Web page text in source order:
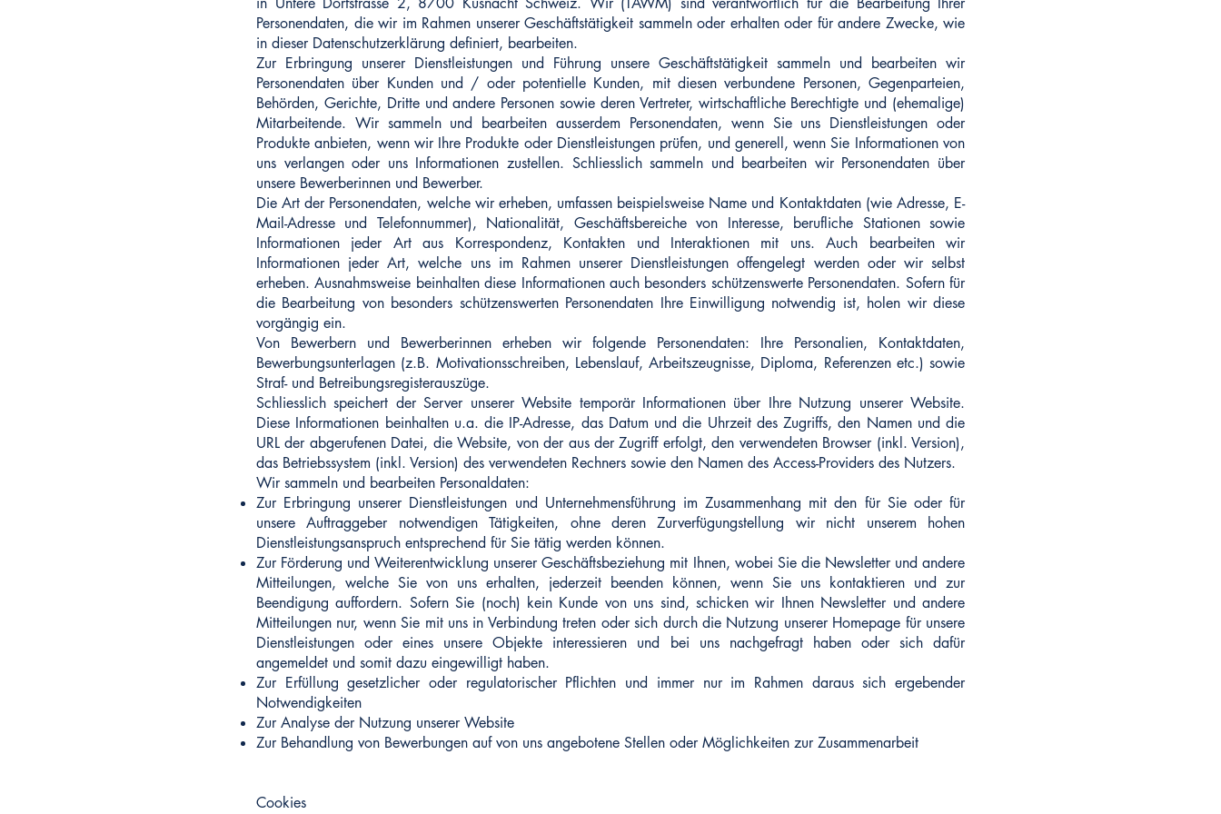
Personendaten, die wir im Rahmen unserer Geschäftstätigkeit sammeln oder erhalten oder für andere Zwecke, wie
in dieser Datenschutzerklärung definiert, bearbeiten.
Zur Erbringung unserer Dienstleistungen und Führung unsere Geschäftstätigkeit sammeln und bearbeiten wir
Personendaten über Kunden und / oder potentielle Kunden, mit diesen verbundene Personen, Gegenparteien,
Behörden, Gerichte, Dritte und andere Personen sowie deren Vertreter, wirtschaftliche Berechtigte und (ehemalige)
Mitarbeitende. Wir sammeln und bearbeiten ausserdem Personendaten, wenn Sie uns Dienstleistungen oder
Produkte anbieten, wenn wir Ihre Produkte oder Dienstleistungen prüfen, und generell, wenn Sie Informationen von
uns verlangen oder uns Informationen zustellen. Schliesslich sammeln und bearbeiten wir Personendaten über
unsere Bewerberinnen und Bewerber.
Die Art der Personendaten, welche wir erheben, umfassen beispielsweise Name und Kontaktdaten (wie Adresse, E-
Mail-Adresse und Telefonnummer), Nationalität, Geschäftsbereiche von Interesse, berufliche Stationen sowie
Informationen jeder Art aus Korrespondenz, Kontakten und Interaktionen mit uns. Auch bearbeiten wir
Informationen jeder Art, welche uns im Rahmen unserer Dienstleistungen offengelegt werden oder wir selbst
erheben. Ausnahmsweise beinhalten diese Informationen auch besonders schützenswerte Personendaten. Sofern für
die Bearbeitung von besonders schützenswerten Personendaten Ihre Einwilligung notwendig ist, holen wir diese
vorgängig ein.
Von Bewerbern und Bewerberinnen erheben wir folgende Personendaten: Ihre Personalien, Kontaktdaten,
Bewerbungsunterlagen (z.B. Motivationsschreiben, Lebenslauf, Arbeitszeugnisse, Diploma, Referenzen etc.) sowie
Straf- und Betreibungsregisterauszüge.
Schliesslich speichert der Server unserer Website temporär Informationen über Ihre Nutzung unserer Website.
Diese Informationen beinhalten u.a. die IP-Adresse, das Datum und die Uhrzeit des Zugriffs, den Namen und die
URL der abgerufenen Datei, die Website, von der aus der Zugriff erfolgt, den verwendeten Browser (inkl. Version),
das Betriebssystem (inkl. Version) des verwendeten Rechners sowie den Namen des Access-Providers des Nutzers.
Wir sammeln und bearbeiten Personaldaten:
Zur Erbringung unserer Dienstleistungen und Unternehmensführung im Zusammenhang mit den für Sie oder für
unsere Auftraggeber notwendigen Tätigkeiten, ohne deren Zurverfügungstellung wir nicht unserem hohen
Dienstleistungsanspruch entsprechend für Sie tätig werden können.
Zur Förderung und Weiterentwicklung unserer Geschäftsbeziehung mit Ihnen, wobei Sie die Newsletter und andere
Mitteilungen, welche Sie von uns erhalten, jederzeit beenden können, wenn Sie uns kontaktieren und zur
Beendigung auffordern. Sofern Sie (noch) kein Kunde von uns sind, schicken wir Ihnen Newsletter und andere
Mitteilungen nur, wenn Sie mit uns in Verbindung treten oder sich durch die Nutzung unserer Homepage für unsere
Dienstleistungen oder eines unsere Objekte interessieren und bei uns nachgefragt haben oder sich dafür
angemeldet und somit dazu eingewilligt haben.
Zur Erfüllung gesetzlicher oder regulatorischer Pflichten und immer nur im Rahmen daraus sich ergebender
Notwendigkeiten
Zur Analyse der Nutzung unserer Website
Zur Behandlung von Bewerbungen auf von uns angebotene Stellen oder Möglichkeiten zur Zusammenarbeit
Cookies